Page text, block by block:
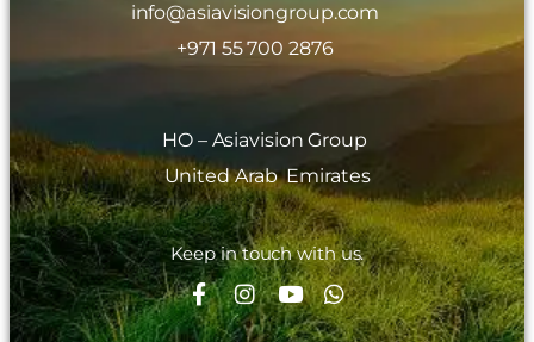
info@asiavisiongroup.com
+971 55 700 2876
HO – Asiavision Group
United Arab Emirates
Keep in touch with us.